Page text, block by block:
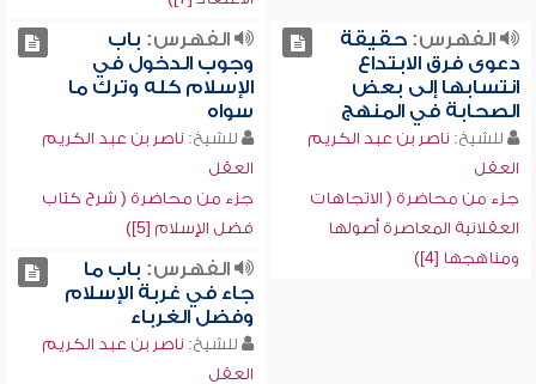
الفهرس:حقيقة
دعوى فرق الابتداع
انتسابها إلى بعض
الصحابة في المنهج
للشيخ: ناصر بن عبد الكريم
العقل
جزء من محاضرة ( الاتجاهات
العقلانية المعاصرة أصولها
ومناهجها [4])
الفهرس: باب
وجوب الدخول في
الإسلام كله وترك ما
سواه
للشيخ: ناصر بن عبد الكريم
العقل
جزء من محاضرة ( شرح كتاب
فضل الإسلام [5])
الفهرس: باب ما
جاء في غربة الإسلام
وفضل الغرباء
للشيخ: ناصر بن عبد الكريم
العقل